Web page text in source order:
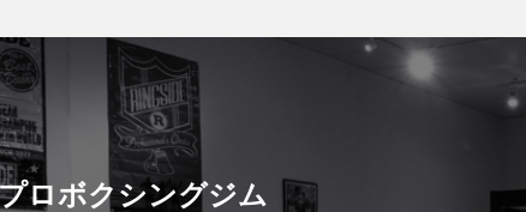
ロボクシングジム